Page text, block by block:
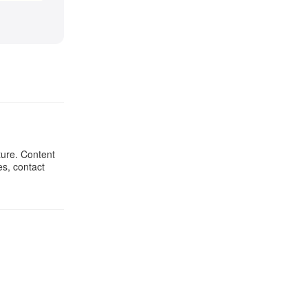
Content
contact